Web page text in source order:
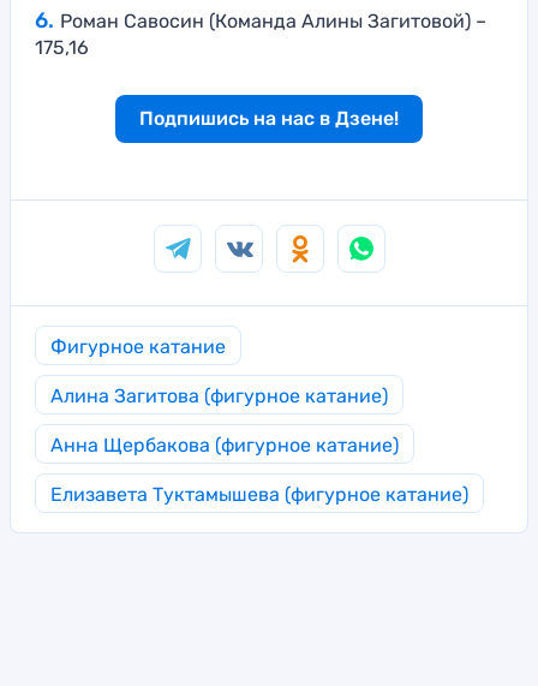
Роман Савосин (Команда Алины Загитовой) –
175,16
Подпишись на нас в Дзене!
Фигурное катание
Алина Загитова (фигурное катание)
Анна Щербакова (фигурное катание)
Елизавета Туктамышева (фигурное катание)